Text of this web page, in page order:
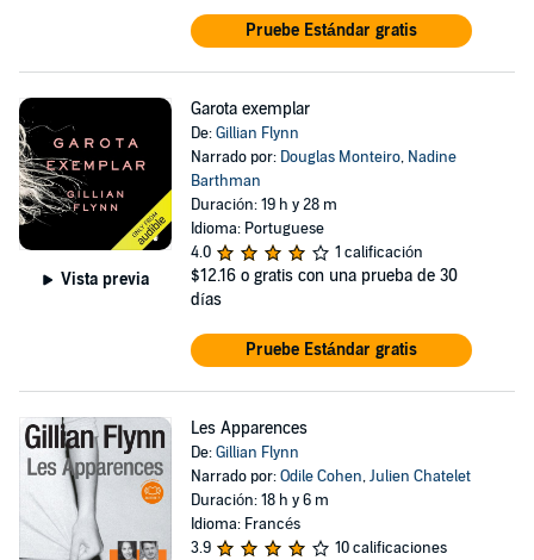
Pruebe Estándar gratis
Vista previa
Garota exemplar
De:Gillian Flynn
Narrado por: Douglas Monteiro, Nadine
Barthman
Duración: 19 h y 28 m
Idioma: Portuguese
4.0
1 calificación
$12.16 o gratis con una prueba de 30
días
Pruebe Estándar gratis
Les Apparences
De:Gillian Flynn
Narrado por:Odile Cohen,Julien Chatelet
Duración: 18 h y 6 m
Idioma: Francés
3.9
10 calificaciones